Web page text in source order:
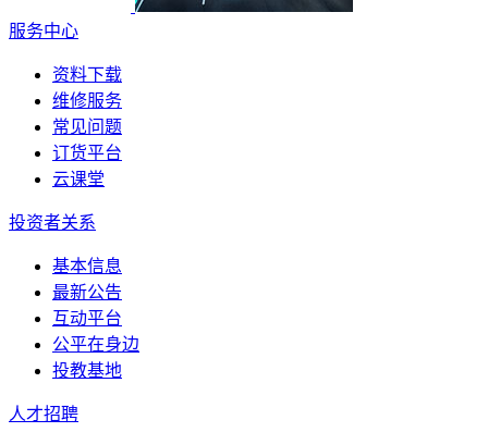
服务中心
资料下载
维修服务
常见问题
订货平台
云课堂
投资者关系
基本信息
最新公告
互动平台
公平在身边
投教基地
人才招聘